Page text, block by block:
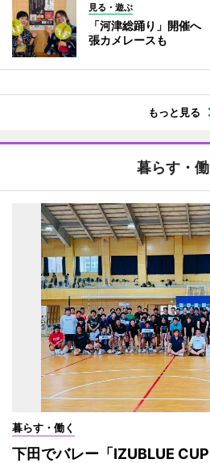
見る・遊ぶ
「河津総踊り」開催
張カメレースも
もっと見る
暮らす・働
暮らす・働く
下田でバレー「IZUBLUE